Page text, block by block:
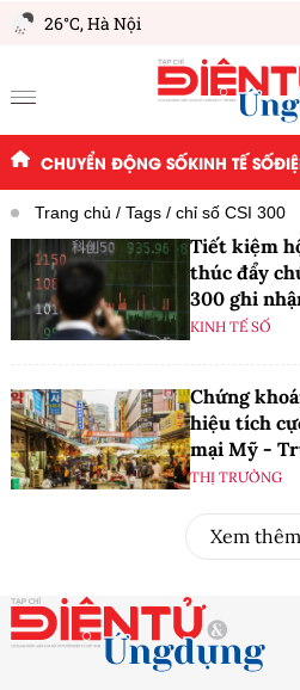
26°C,Hà Nội
CHUYỂN ĐỘNG SỐKINH TẾ SỐ
Trang chủ Tags chỉ số CSI 300
Tiết kiệm
thúc đẩy
300 ghi
KINH TẾ SỐ
Chứng
hiệu tích
mại Mỹ -
THỊ TRƯỜNG
Xem thêm